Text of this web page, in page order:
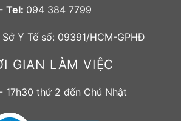
- Tel: 094 384 7799
Y Tế số: 09391/HCM-GPHĐ
GIAN LÀM VIỆC
17h30 thứ 2 đến Chủ Nhật